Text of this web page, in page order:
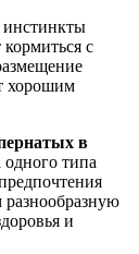
инстинкты
с
хорошим
в
типа
и